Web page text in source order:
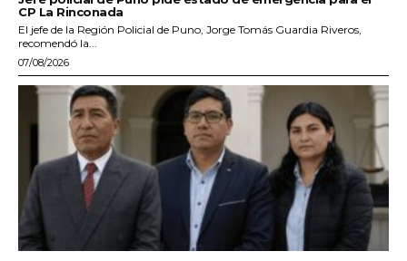
CP La Rinconada
El jefe de la Región Policial de Puno, Jorge Tomás Guardia Riveros,
recomendó la...
07/08/2026